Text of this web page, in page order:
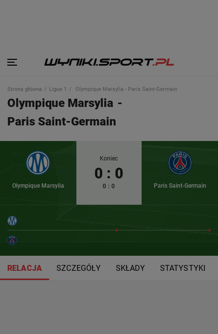
Strona główna Ligue 1 Olympique Marsylia - Paris Saint-Germain
Olympique Marsylia -
Paris Saint-Germain
Olympique Marsylia
Koniec
0 : 0
0 : 0 Paris Saint-Germain
RELACJA SZCZEGÓŁY SKŁADY STATYSTYKI